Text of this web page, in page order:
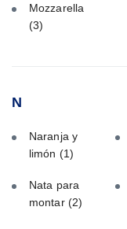
Mozzarella
(3)
N
Naranja y
limón (1)
Nata para
montar (2)